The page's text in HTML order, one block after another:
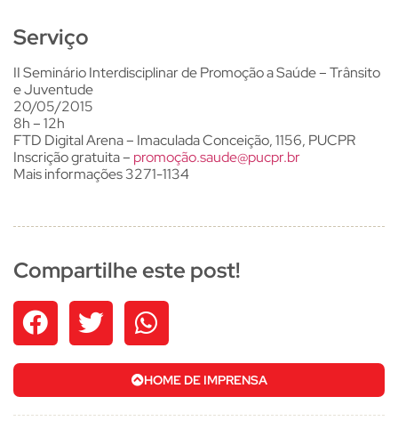
Serviço
II Seminário Interdisciplinar de Promoção a Saúde – Trânsito
e Juventude
20/05/2015
8h – 12h
FTD Digital Arena – Imaculada Conceição, 1156, PUCPR
Inscrição gratuita – promoção.saude@pucpr.br
Mais informações 3271-1134
Compartilhe este post!
HOME DE IMPRENSA